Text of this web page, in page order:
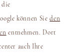
die
können Sieden
entnehmen. Dort
auch Ihre